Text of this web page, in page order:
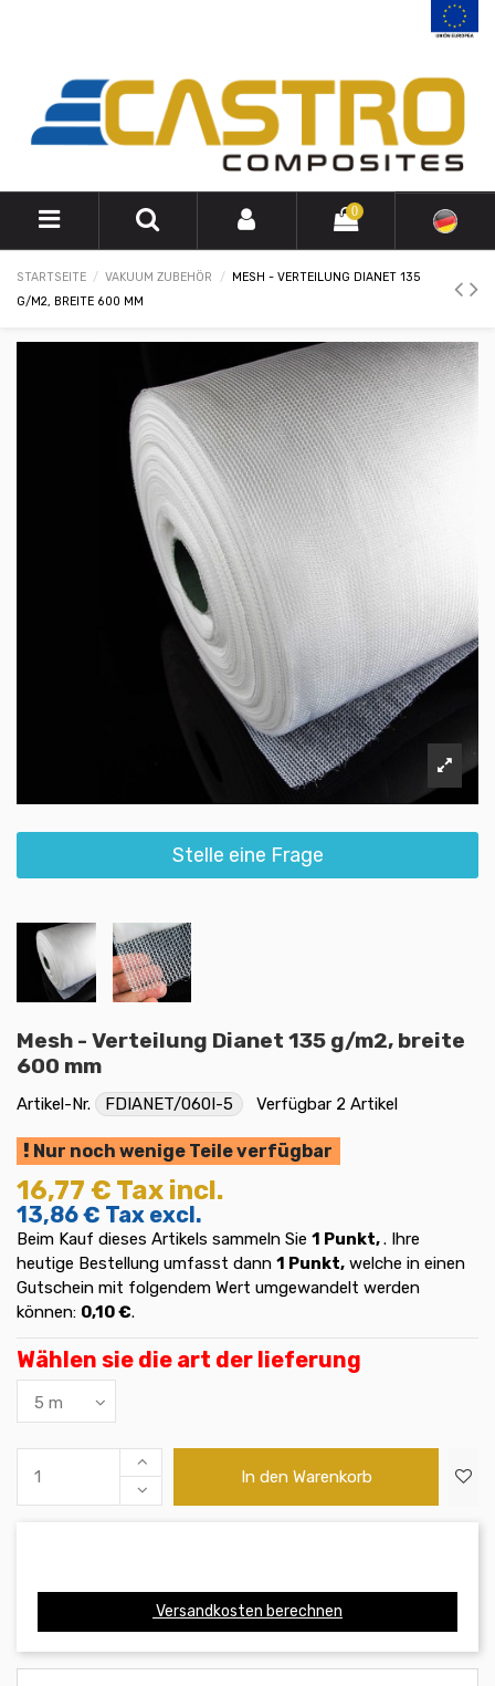
0
STARTSEITE VAKUUM ZUBEHÖR
MESH - VERTEILUNG DIANET 135
G/M2, BREITE 600 MM
Stelle eine Frage
Mesh - Verteilung Dianet 135 g/m2, breite
600 mm
Artikel-Nr. FDIANET/060I-5 Verfügbar 2 Artikel
Nur noch wenige Teile verfügbar
16,77 € Tax incl.
13,86 € Tax excl.
Beim Kauf dieses Artikels sammeln Sie 1 Punkt,. Ihre
heutige Bestellung umfasst dann 1 Punkt, welche in einen
Gutschein mit folgendem Wert umgewandelt werden
können: 0,10 €.
Wählen sie die art der lieferung
In den Warenkorb
Versandkosten berechnen